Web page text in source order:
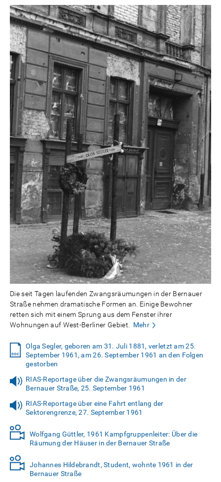
Die seit Tagen laufenden Zwangsräumungen in der Bernauer
Straße nehmen dramatische Formen an. Einige Bewohner
retten sich mit einem Sprung aus dem Fenster ihrer
Wohnungen auf West-Berliner Gebiet.
Mehr
Olga Segler, geboren am 31. Juli 1881, verletzt am 25.
September 1961, am 26. September 1961 an den Folgen
gestorben
RIAS-Reportage über die Zwangsräumungen in der
Bernauer Straße, 25. September 1961
RIAS-Reportage über eine Fahrt entlang der
Sektorengrenze, 27. September 1961
Wolfgang Güttler, 1961 Kampfgruppenleiter: Über die
Räumung der Häuser in der Bernauer Straße
Johannes Hildebrandt, Student, wohnte 1961 in der
Bernauer Straße